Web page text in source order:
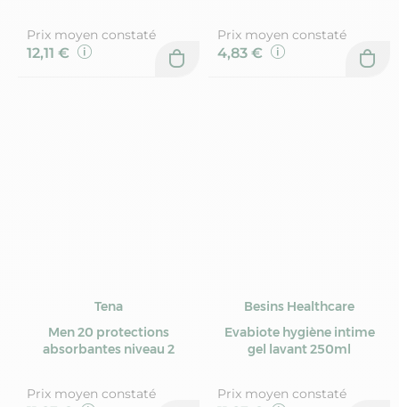
Prix moyen constaté
12,11 €
Prix moyen constaté
4,83 €
Tena
Men 20 protections
absorbantes niveau 2
Prix moyen constaté
Besins Healthcare
Evabiote hygiène intime
gel lavant 250ml
Prix moyen constaté